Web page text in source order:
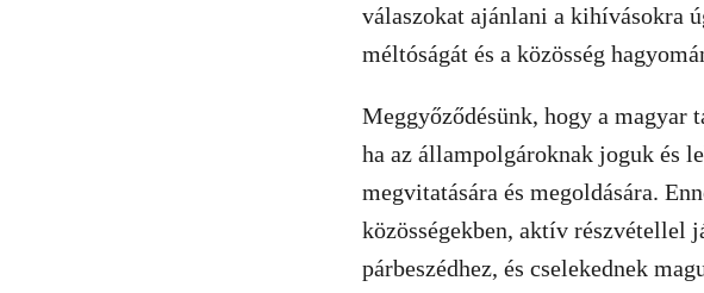
válaszokat ajánlani a kihívásokra
méltóságát és a közösség
Meggyőződésünk, hogy a magyar
ha az állampolgároknak joguk és
megvitatására és megoldására.
közösségekben, aktív részvétellel
párbeszédhez, és cselekednek